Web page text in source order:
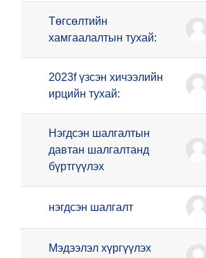
Төгсөлтийн
хамгаалалтын тухай:
2023f үзсэн хичээлийн
ирцийн тухай:
Нэгдсэн шалгалтын
давтан шалгалтанд
бүртгүүлэх
нэгдсэн шалгалт
Мэдээлэл хүргүүлэх